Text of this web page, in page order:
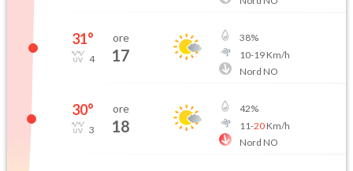
31°
4
ore
17
38%
10-19Km/h
Nord NO
30°
3
ore
18
42%
11-20Km/h
Nord NO